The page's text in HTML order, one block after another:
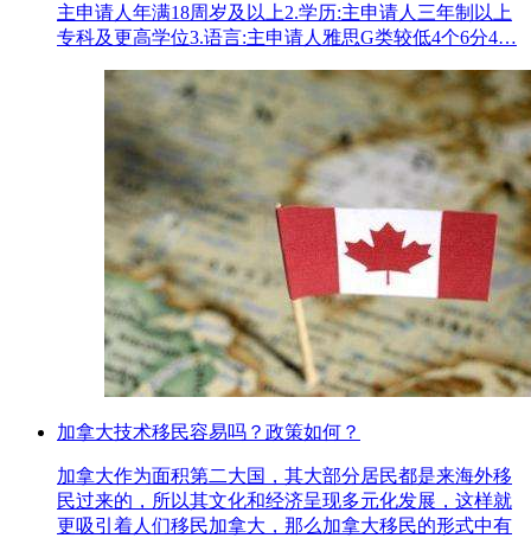
主申请人年满18周岁及以上2.学历:主申请人三年制以上
专科及更高学位3.语言:主申请人雅思G类较低4个6分4…
加拿大技术移民容易吗？政策如何？
加拿大作为面积第二大国，其大部分居民都是来海外移
民过来的，所以其文化和经济呈现多元化发展，这样就
更吸引着人们移民加拿大，那么加拿大移民的形式中有